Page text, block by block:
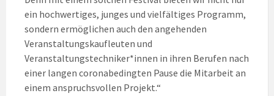
ein hochwertiges, junges und vielfältiges Programm,
sondern ermöglichen auch den angehenden
Veranstaltungskaufleuten und
Veranstaltungstechniker*innen in ihren Berufen nach
einer langen coronabedingten Pause die Mitarbeit an
einem anspruchsvollen Projekt.“